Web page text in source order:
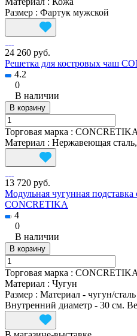
Размер : Фартук мужской
24 260 руб.
Решетка для костровых чаш
4.2
0
В наличии
В корзину
Торговая марка : CONCRETIKA
Материал : Нержавеющая
13 720 руб.
Модульная чугунная
CONCRETIKA
4
0
В наличии
В корзину
Торговая марка : CONCRETIKA
Материал : Чугун
Размер : Материал - чугун/
Внутренний диаметр - 30 см.